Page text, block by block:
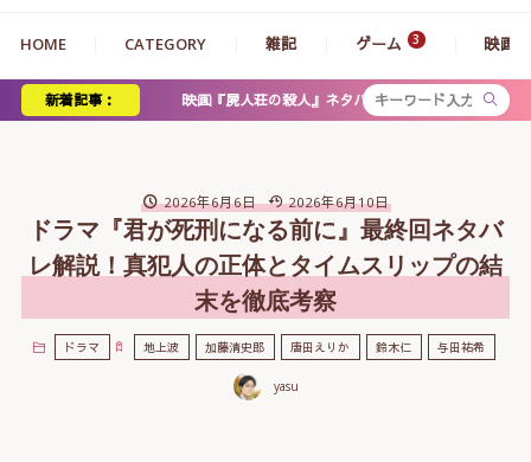
HOME CATEGORY 雑記 ゲーム 映画
新着記事：
映画『屍人荘の殺人』ネタバレ感想。ミステリーとゾンビの衝撃展開、神木
2026年6月6日 2026年6月10日
ドラマ『君が死刑になる前に』最終回ネタバ
レ解説！真犯人の正体とタイムスリップの結
末を徹底考察
ドラマ 地上波 加藤清史郎 唐田えりか 鈴木仁 与田祐希
yasu